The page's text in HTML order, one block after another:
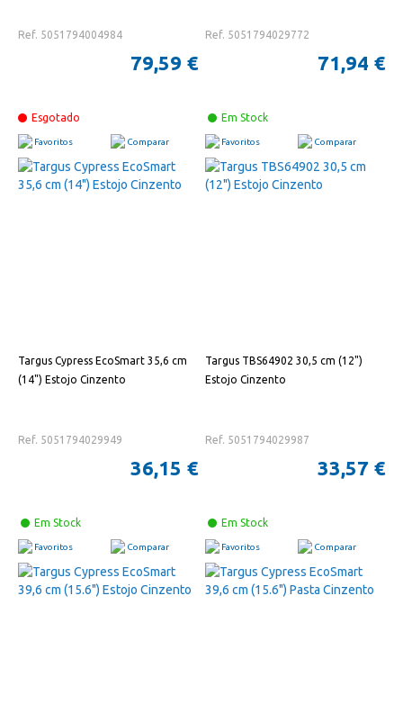
Ref. 5051794004984
79,59 €
Esgotado
Favoritos Comparar
Ref. 5051794029772
71,94 €
Em Stock
Favoritos Comparar
Targus Cypress EcoSmart 35,6 cm
(14") Estojo Cinzento
Ref. 5051794029949
36,15 €
Em Stock
Favoritos Comparar
Targus TBS64902 30,5 cm (12")
Estojo Cinzento
Ref. 5051794029987
33,57 €
Em Stock
Favoritos Comparar